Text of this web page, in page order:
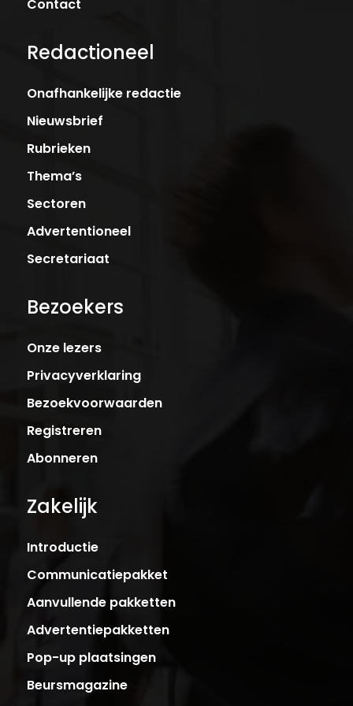
Contact
Redactioneel
Onafhankelijke redactie
Nieuwsbrief
Rubrieken
Thema’s
Sectoren
Advertentioneel
Secretariaat
Bezoekers
Onze lezers
Privacyverklaring
Bezoekvoorwaarden
Registreren
Abonneren
Zakelijk
Introductie
Communicatiepakket
Aanvullende pakketten
Advertentiepakketten
Pop-up plaatsingen
Beursmagazine